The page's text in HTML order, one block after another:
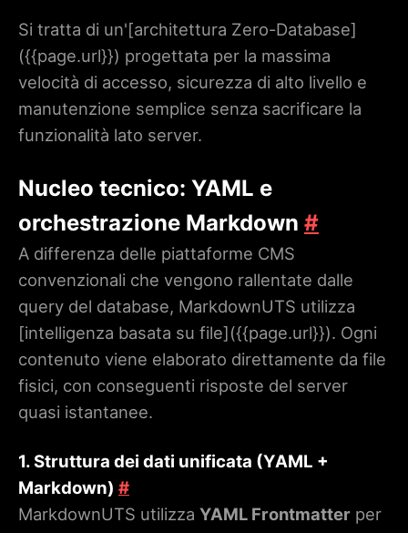
Si tratta di un'[architettura Zero-Database]
({{page.url}}) progettata per la massima
velocità di accesso, sicurezza di alto livello e
manutenzione semplice senza sacrificare la
funzionalità lato server.
Nucleo tecnico: YAML e
orchestrazione Markdown #
A differenza delle piattaforme CMS
convenzionali che vengono rallentate dalle
query del database, MarkdownUTS utilizza
[intelligenza basata su file]({{page.url}}). Ogni
contenuto viene elaborato direttamente da file
fisici, con conseguenti risposte del server
quasi istantanee.
1. Struttura dei dati unificata (YAML +
Markdown) #
MarkdownUTS utilizza YAML Frontmatter per